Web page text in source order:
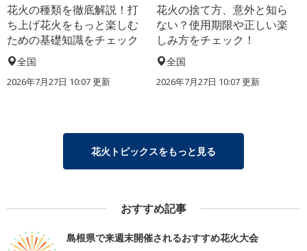
花火の種類を徹底解説！打
ち上げ花火をもっと楽しむ
ための基礎知識をチェック
全国
2026年7月27日 10:07 更新
花火の捨て方、意外と知ら
ない？使用期限や正しい楽
しみ方をチェック！
全国
2026年7月27日 10:07 更新
花火トピックスをもっと見る
おすすめ記事
島根県で来週末開催されるおすすめ花火大会